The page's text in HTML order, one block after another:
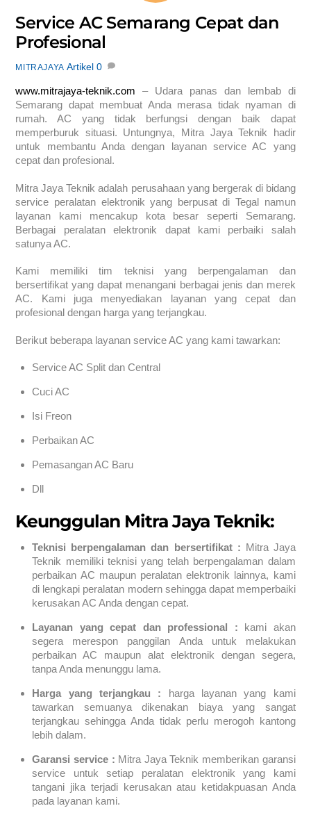
Service AC Semarang Cepat dan
Profesional
MITRAJAYA Artikel 0
www.mitrajaya-teknik.com – Udara panas dan lembab di
Semarang dapat membuat Anda merasa tidak nyaman di
rumah. AC yang tidak berfungsi dengan baik dapat
memperburuk situasi. Untungnya, Mitra Jaya Teknik hadir
untuk membantu Anda dengan layanan service AC yang
cepat dan profesional.
Mitra Jaya Teknik adalah perusahaan yang bergerak di bidang
service peralatan elektronik yang berpusat di Tegal namun
layanan kami mencakup kota besar seperti Semarang.
Berbagai peralatan elektronik dapat kami perbaiki salah
satunya AC.
Kami memiliki tim teknisi yang berpengalaman dan
bersertifikat yang dapat menangani berbagai jenis dan merek
AC. Kami juga menyediakan layanan yang cepat dan
profesional dengan harga yang terjangkau.
Berikut beberapa layanan service AC yang kami tawarkan:
Service AC Split dan Central
Cuci AC
Isi Freon
Perbaikan AC
Pemasangan AC Baru
Dll
Keunggulan Mitra Jaya Teknik:
Teknisi berpengalaman dan bersertifikat : Mitra Jaya
Teknik memiliki teknisi yang telah berpengalaman dalam
perbaikan AC maupun peralatan elektronik lainnya, kami
di lengkapi peralatan modern sehingga dapat memperbaiki
kerusakan AC Anda dengan cepat.
Layanan yang cepat dan professional : kami akan
segera merespon panggilan Anda untuk melakukan
perbaikan AC maupun alat elektronik dengan segera,
tanpa Anda menunggu lama.
Harga yang terjangkau : harga layanan yang kami
tawarkan semuanya dikenakan biaya yang sangat
terjangkau sehingga Anda tidak perlu merogoh kantong
lebih dalam.
Garansi service : Mitra Jaya Teknik memberikan garansi
service untuk setiap peralatan elektronik yang kami
tangani jika terjadi kerusakan atau ketidakpuasan Anda
pada layanan kami.